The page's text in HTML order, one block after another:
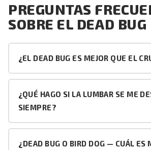
PREGUNTAS
SOBRE EL DEAD BUG
¿EL DEAD BUG ES MEJOR QUE EL
Son ejercicios diferentes con objetivos
crunch trabaja el recto abdominal en
de columna. El dead bug trabaja el
columna y sin compresión discal. Para
lumbar y activación del transverso el
¿QUÉ HAGO SI LA LUMBAR SE ME
SIEMPRE?
Reduce el rango — baja brazo y
donde la lumbar permanezca pegada,
¿DEAD BUG O BIRD DOG — CUÁL ES